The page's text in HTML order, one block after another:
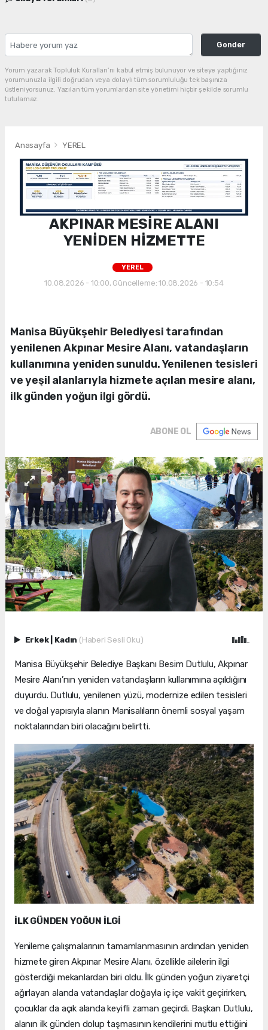
Gonder
Yorum yazarak Topluluk Kuralları’nı kabul etmiş bulunuyor ve siteye yaptığınız
yorumunuzla ilgili doğrudan veya dolaylı tüm sorumluluğu tek başınıza
üstleniyorsunuz. Yazılan tüm yorumlardan site yönetimi hiçbir şekilde sorumlu
tutulamaz.
Anasayfa YEREL
AKPINAR MESİRE ALANI
YENİDEN HİZMETTE
YEREL
10.08.2026 - 10:00, Güncelleme: 10.08.2026 - 10:54
Manisa Büyükşehir Belediyesi tarafından
yenilenen Akpınar Mesire Alanı, vatandaşların
kullanımına yeniden sunuldu. Yenilenen tesisleri
ve yeşil alanlarıyla hizmete açılan mesire alanı,
ilk günden yoğun ilgi gördü.
ABONE OL
Erkek Kadın (Haberi Sesli Oku)
Manisa Büyükşehir Belediye Başkanı Besim Dutlulu, Akpınar
Mesire Alanı’nın yeniden vatandaşların kullanımına açıldığını
duyurdu. Dutlulu, yenilenen yüzü, modernize edilen tesisleri
ve doğal yapısıyla alanın Manisalıların önemli sosyal yaşam
noktalarından biri olacağını belirtti.
İLK GÜNDEN YOĞUN İLGİ
Yenileme çalışmalarının tamamlanmasının ardından yeniden
hizmete giren Akpınar Mesire Alanı, özellikle ailelerin ilgi
gösterdiği mekanlardan biri oldu. İlk günden yoğun ziyaretçi
ağırlayan alanda vatandaşlar doğayla iç içe vakit geçirirken,
çocuklar da açık alanda keyifli zaman geçirdi. Başkan Dutlulu,
alanın ilk günden dolup taşmasının kendilerini mutlu ettiğini